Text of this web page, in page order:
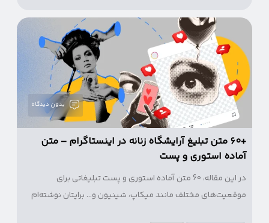
بدون دیدگاه
+۶۰ متن تبلیغ آرایشگاه زنانه در اینستاگرام – متن
آماده استوری و پست
در این مقاله، 60 متن آماده استوری و پست تبلیغاتی برای
موقعیت‌های مختلف مانند میکاپ، شینیون و… برایتان نوشته‌ام